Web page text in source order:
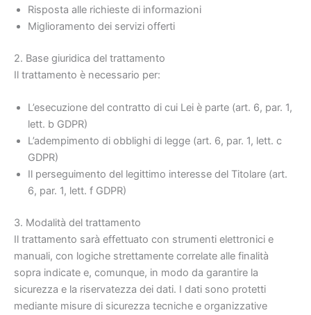
Risposta alle richieste di informazioni
Miglioramento dei servizi offerti
2. Base giuridica del trattamento
Il trattamento è necessario per:
L’esecuzione del contratto di cui Lei è parte (art. 6, par. 1,
lett. b GDPR)
L’adempimento di obblighi di legge (art. 6, par. 1, lett. c
GDPR)
Il perseguimento del legittimo interesse del Titolare (art.
6, par. 1, lett. f GDPR)
3. Modalità del trattamento
Il trattamento sarà effettuato con strumenti elettronici e
manuali, con logiche strettamente correlate alle finalità
sopra indicate e, comunque, in modo da garantire la
sicurezza e la riservatezza dei dati. I dati sono protetti
mediante misure di sicurezza tecniche e organizzative